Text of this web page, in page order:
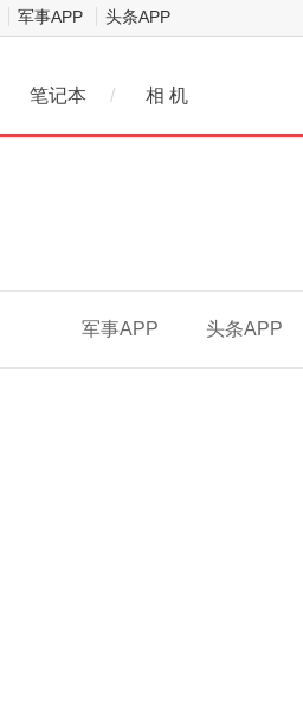
军事APP 头条APP
笔记本 / 相 机
军事APP 头条APP